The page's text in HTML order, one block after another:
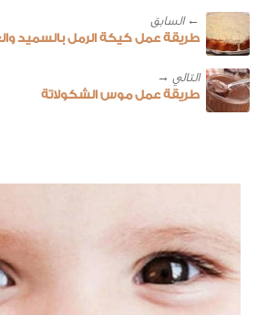
← ‎السابق
طريقة عمل كيكة الرمل بالسميد
طريقة عمل موس الشكولاتة